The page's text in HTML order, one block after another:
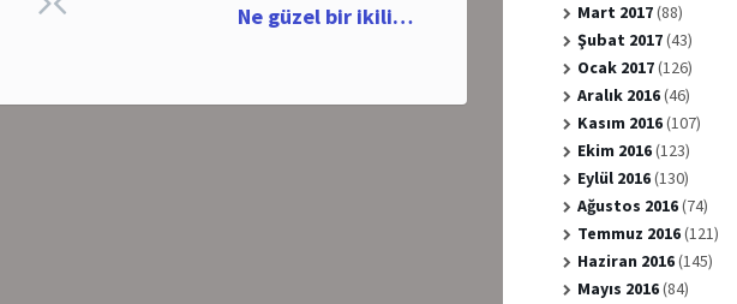
Ne güzel bir ikili…
Mart 2017(88)
Şubat 2017(43)
Ocak 2017(126)
Aralık 2016(46)
Kasım 2016(107)
Ekim 2016(123)
Eylül 2016(130)
Ağustos 2016(74)
Temmuz 2016(121)
Haziran 2016(145)
Mayıs 2016(84)